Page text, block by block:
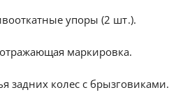
упоры (2 шт.).
маркировка.
задних колес с брызговиками.